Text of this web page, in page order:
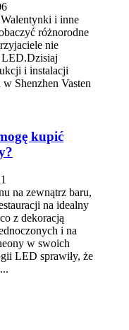
i inne
różnorodne
nie
LED.Dzisiaj
i instalacji
Shenzhen Vasten
kupić
na zewnątrz baru,
na idealny
z dekoracją
i na
w swoich
LED sprawiły, że